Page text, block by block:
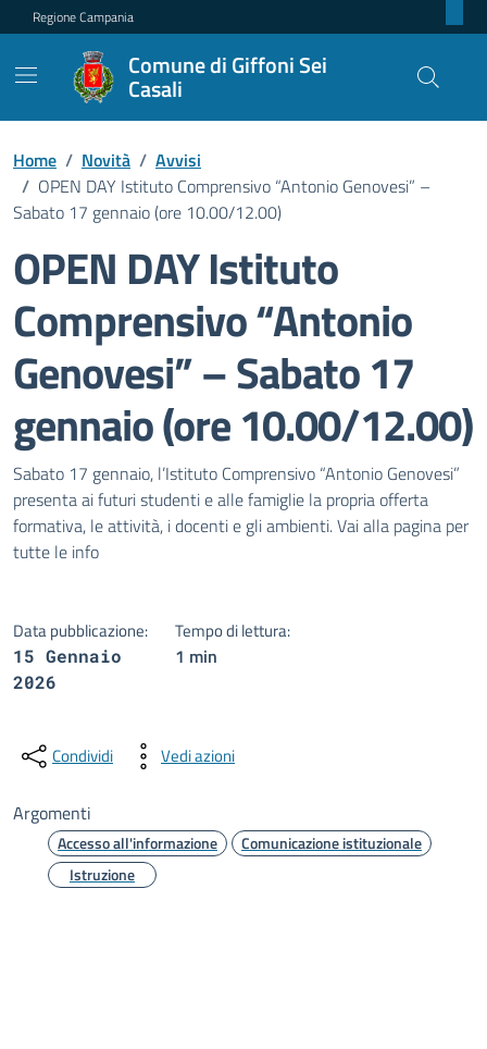
Regione Campania
Comune di Giffoni Sei
Casali
Home / Novità / Avvisi
/ OPEN DAY Istituto Comprensivo “Antonio Genovesi” –
Sabato 17 gennaio (ore 10.00/12.00)
OPEN DAY Istituto
Comprensivo “Antonio
Genovesi” – Sabato 17
gennaio (ore 10.00/12.00)
Dettagli della notizia
Sabato 17 gennaio, l’Istituto Comprensivo “Antonio Genovesi”
presenta ai futuri studenti e alle famiglie la propria offerta
formativa, le attività, i docenti e gli ambienti. Vai alla pagina per
tutte le info
Data pubblicazione:
15 Gennaio
2026
Tempo di lettura:
1 min
Condividi Vedi azioni
Argomenti
Accesso all'informazione
Comunicazione istituzionale
Istruzione